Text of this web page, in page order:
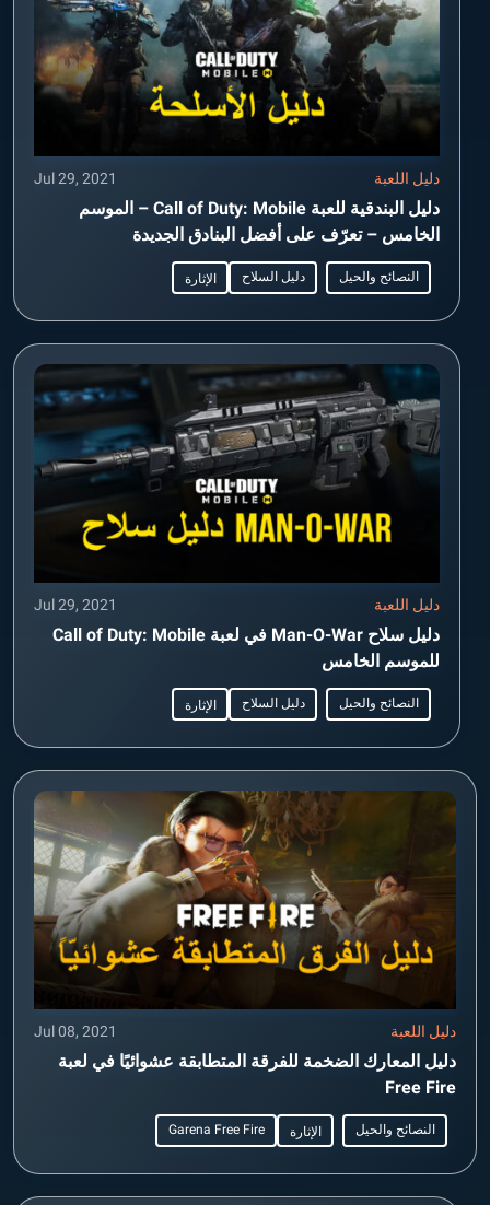
دليل اللعبة Jul 29, 2021
دليل البندقية للعبة Call of Duty: Mobile – الموسم
الخامس – تعرّف على أفضل البنادق الجديدة
النصائح والحيل دليل السلاح الإثارة
دليل اللعبة Jul 29, 2021
دليل سلاح Man-O-War في لعبة Call of Duty: Mobile
للموسم الخامس
النصائح والحيل دليل السلاح الإثارة
دليل اللعبة Jul 08, 2021
دليل المعارك الضخمة للفرقة المتطابقة عشوائيًا في لعبة
Free Fire
النصائح والحيل الإثارة Garena Free Fire